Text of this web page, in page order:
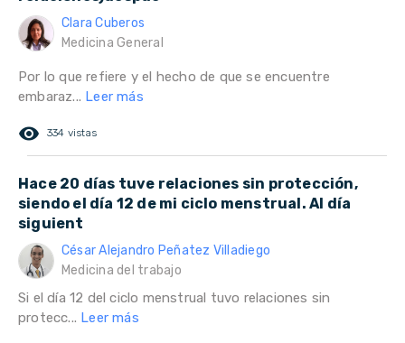
Clara Cuberos
Medicina General
Por lo que refiere y el hecho de que se encuentre
embaraz... Leer más
remove_red_eye 334 vistas
Hace 20 días tuve relaciones sin protección,
siendo el día 12 de mi ciclo menstrual. Al día
siguient
César Alejandro Peñatez Villadiego
Medicina del trabajo
Si el día 12 del ciclo menstrual tuvo relaciones sin
protecc... Leer más